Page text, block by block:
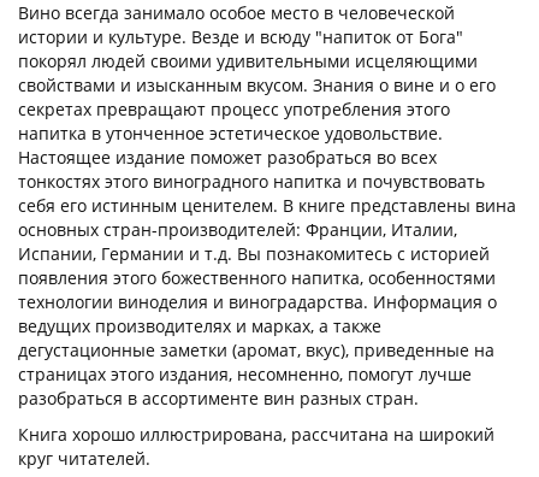
Вино всегда занимало особое место в человеческой
истории и культуре. Везде и всюду "напиток от Бога"
покорял людей своими удивительными исцеляющими
свойствами и изысканным вкусом. Знания о вине и о его
секретах превращают процесс употребления этого
напитка в утонченное эстетическое удовольствие.
Настоящее издание поможет разобраться во всех
тонкостях этого виноградного напитка и почувствовать
себя его истинным ценителем. В книге представлены вина
основных стран-производителей: Франции, Италии,
Испании, Германии и т.д. Вы познакомитесь с историей
появления этого божественного напитка, особенностями
технологии виноделия и виноградарства. Информация о
ведущих производителях и марках, а также
дегустационные заметки (аромат, вкус), приведенные на
страницах этого издания, несомненно, помогут лучше
разобраться в ассортименте вин разных стран.
Книга хорошо иллюстрирована, рассчитана на широкий
круг читателей.